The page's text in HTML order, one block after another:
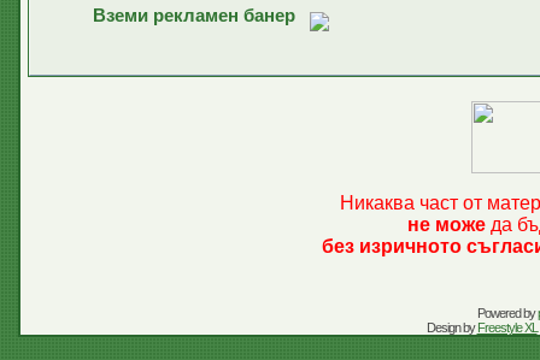
Вземи рекламен банер
Никаква част от
не може да
без изричното
Powered by
Design byFreestyle XL